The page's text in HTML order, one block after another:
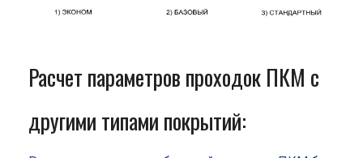
Расчет параметров проходок ПКМ с
другими типами покрытий: